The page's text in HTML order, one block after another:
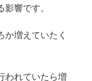
響です。
か増えていたく
われていたら増